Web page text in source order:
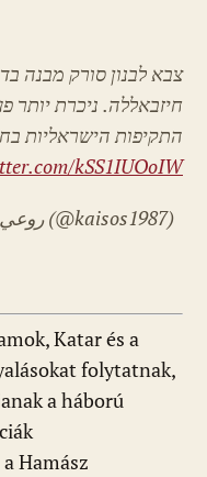
צבא לבנון סורק מבנה
חיזבאללה. ניכרת יותר
התקיפות הישראליות
kSS1IUOoIW
— roi kais • روعي كايس • רועי קייס (@kaisos1987)
Katar és a
folytatnak,
a háború
Hamász